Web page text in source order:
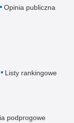
Opinia publiczna
Listy rankingowe
podprogowe